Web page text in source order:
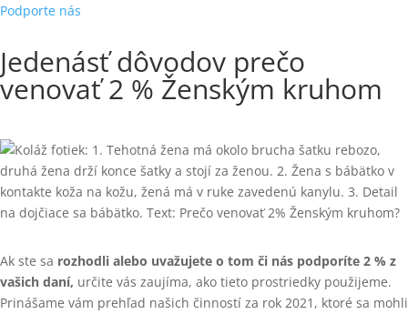
Podporte nás
Jedenásť dôvodov prečo
venovať 2 % Ženským kruhom
Ak ste sa rozhodli alebo uvažujete o tom či nás podporíte 2 % z
vašich daní, určite vás zaujíma, ako tieto prostriedky použijeme.
Prinášame vám prehľad našich činností za rok 2021, ktoré sa mohli